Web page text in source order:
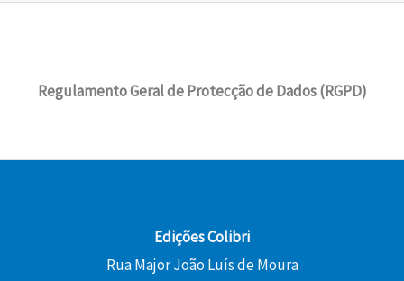
Regulamento Geral de Protecção de Dados (RGPD)
Edições Colibri
Rua Major João Luís de Moura